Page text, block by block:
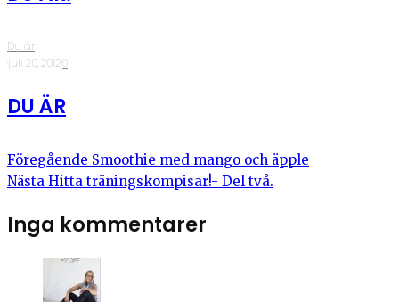
Du är
·juli 20, 2012·0
DU ÄR
Föregående Smoothie med mango och äpple
Nästa Hitta träningskompisar!- Del två.
Inga kommentarer